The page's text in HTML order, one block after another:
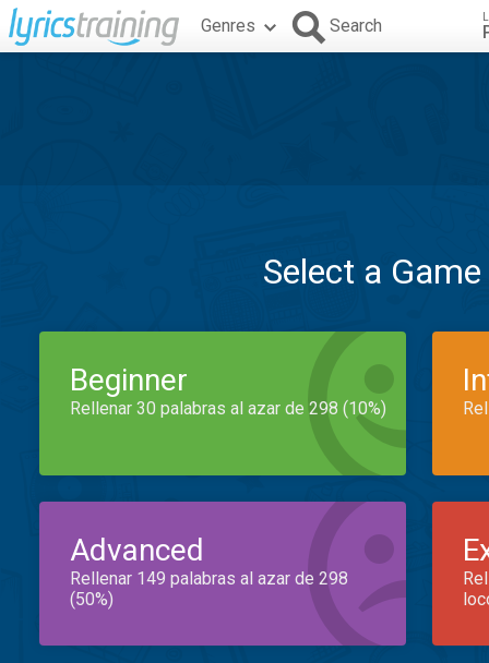
Genres Search
Select a
Beginner
Rellenar 30 palabras al azar de 298 (10%)
Advanced
Rellenar 149 palabras al azar de 298
(50%)